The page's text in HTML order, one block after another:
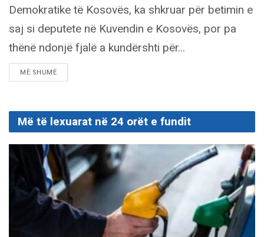
Demokratike të Kosovës, ka shkruar për betimin e
saj si deputete në Kuvendin e Kosovës, por pa
thënë ndonjë fjalë a kundërshti për...
MË SHUMËDETAILS
Më të lexuarat në 24 orët e fundit